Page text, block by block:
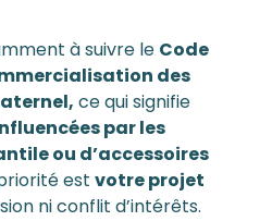
à suivre le Code
des
ce qui signifie
par les
ou d’accessoires
est votre projet
ni conflit d’intérêts.